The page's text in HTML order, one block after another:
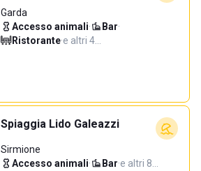
Garda
Accesso animali· Bar·
Ristorante·e altri 4…
Spiaggia Lido Galeazzi
Sirmione
Accesso animali· Bar·e altri 8…